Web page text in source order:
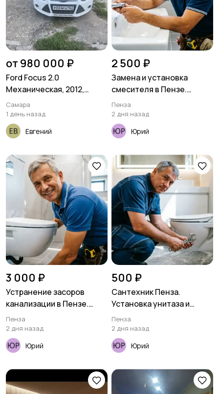
от 980 000 ₽
Ford Focus 2.0
Механическая, 2012,
172124 км
Самара
1 день назад
Евгений
2 500 ₽
Замена и установка
смесителя в Пензе.
Сантехник с гарантией
Пенза
2 дня назад
Юрий
3 000 ₽
Устранение засоров
канализации в Пензе.
Прочистка труб
Пенза
2 дня назад
Юрий
500 ₽
Сантехник Пенза.
Установка унитаза и
смесителя
Пенза
2 дня назад
Юрий